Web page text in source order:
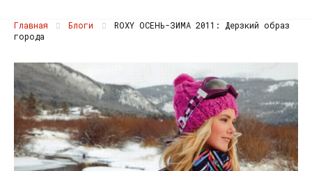
Главная Блоги
ROXY ОСЕНЬ-ЗИМА 2011: Дерзкий образ
города